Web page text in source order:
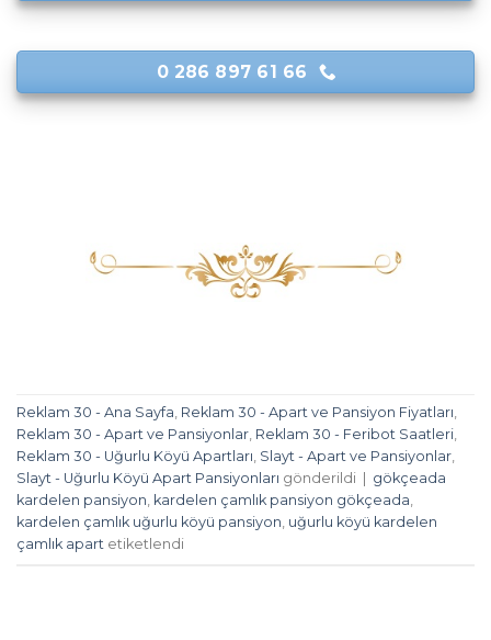
0 286 897 61 66
Reklam 30 - Ana Sayfa, Reklam 30 - Apart ve Pansiyon Fiyatları,
Reklam 30 - Apart ve Pansiyonlar, Reklam 30 - Feribot Saatleri,
Reklam 30 - Uğurlu Köyü Apartları, Slayt - Apart ve Pansiyonlar,
Slayt - Uğurlu Köyü Apart Pansiyonları gönderildi
gökçeada
kardelen pansiyon, kardelen çamlık pansiyon gökçeada,
kardelen çamlık uğurlu köyü pansiyon, uğurlu köyü kardelen
çamlık apart etiketlendi